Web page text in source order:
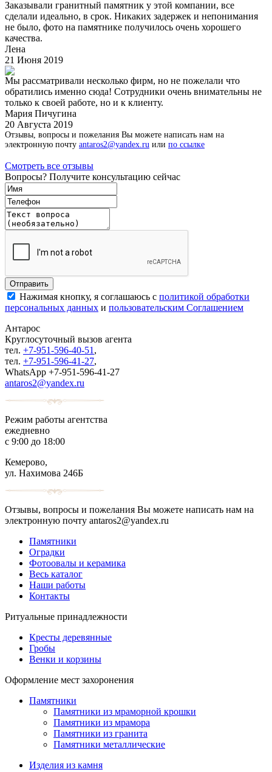
Заказывали гранитный памятник у этой компании, все
сделали идеально, в срок. Никаких задержек и непонимания
не было, фото на памятнике получилось очень хорошего
качества.
Лена
21 Июня 2019
Мы рассматривали несколько фирм, но не пожелали что
обратились именно сюда! Сотрудники очень внимательны не
только к своей работе, но и к клиенту.
Мария Пичугина
20 Августа 2019
Отзывы, вопросы и пожелания Вы можете написать нам на
электронную почту antaros2@yandex.ru или по ссылке
Смотреть все отзывы
Вопросы? Получите консультацию сейчас
Нажимая кнопку, я соглашаюсь с политикой обработки
персональных данных и пользовательским Соглашением
Антарос
Круглосуточный вызов агента
тел. +7-951-596-40-51 ,
тел. +7-951-596-41-27,
WhatsApp +7-951-596-41-27
antaros2@yandex.ru
Режим работы агентства
ежедневно
с 9:00 до 18:00
Кемерово,
ул. Нахимова 246Б
Отзывы, вопросы и пожелания Вы можете написать нам на
электронную почту antaros2@yandex.ru
Памятники
Оградки
Фотоовалы и керамика
Весь каталог
Наши работы
Контакты
Ритуальные принадлежности
Кресты деревянные
Гробы
Венки и корзины
Оформление мест захоронения
Памятники
Памятники из мраморной крошки
Памятники из мрамора
Памятники из гранита
Памятники металлические
Изделия из камня